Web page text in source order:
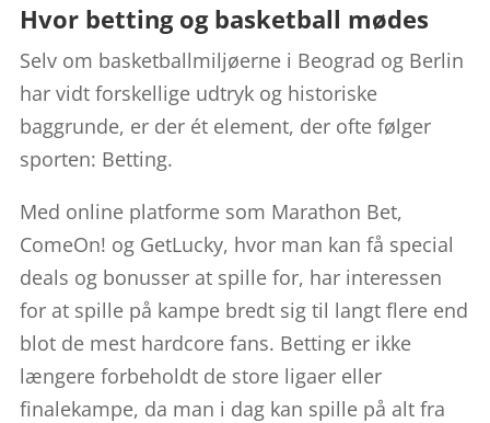
Hvor betting og basketball mødes
Selv om basketballmiljøerne i Beograd og Berlin
har vidt forskellige udtryk og historiske
baggrunde, er der ét element, der ofte følger
sporten: Betting.
Med online platforme som Marathon Bet,
ComeOn! og GetLucky, hvor man kan få special
deals og bonusser at spille for, har interessen
for at spille på kampe bredt sig til langt flere end
blot de mest hardcore fans. Betting er ikke
længere forbeholdt de store ligaer eller
finalekampe, da man i dag kan spille på alt fra